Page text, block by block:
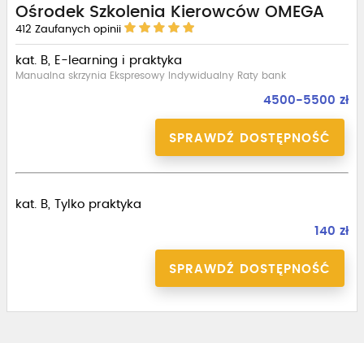
Ośrodek Szkolenia Kierowców OMEGA
412 Zaufanych opinii
kat. B, E-learning i praktyka
Manualna skrzynia Ekspresowy Indywidualny Raty bank
4500-5500 zł
SPRAWDŹ DOSTĘPNOŚĆ
kat. B, Tylko praktyka
140 zł
SPRAWDŹ DOSTĘPNOŚĆ